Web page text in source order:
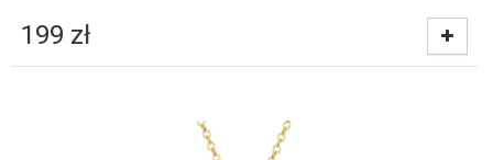
199 zł